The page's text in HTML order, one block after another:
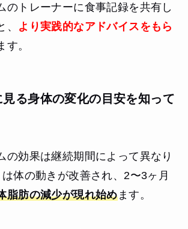
のトレーナーに食事記録を共有し
より実践的なアドバイスをもら
す。
る身体の変化の目安を知って
の効果は継続期間によって異なり
体の動きが改善され、2〜3ヶ月
脂肪の減少が現れ始めます。